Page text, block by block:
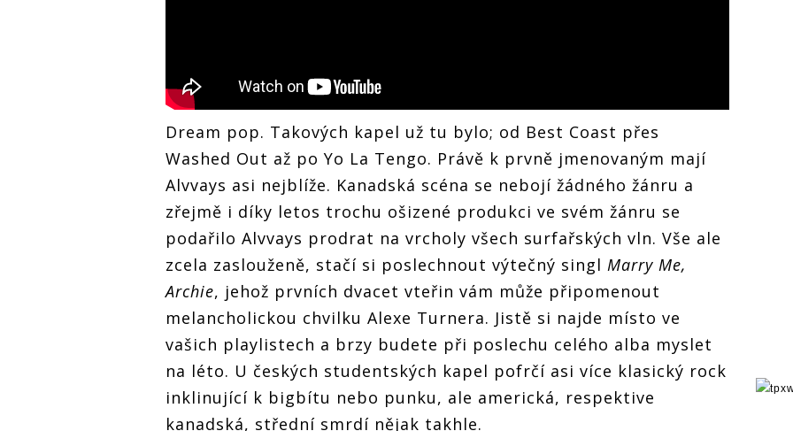
Dream pop. Takových kapel už tu bylo; od Best Coast přes
Washed Out až po Yo La Tengo. Právě k prvně jmenovaným mají
Alvvays asi nejblíže. Kanadská scéna se nebojí žádného žánru a
zřejmě i díky letos trochu ošizené produkci ve svém žánru se
podařilo Alvvays prodrat na vrcholy všech surfařských vln. Vše ale
zcela zaslouženě, stačí si poslechnout výtečný singl Marry Me,
Archie, jehož prvních dvacet vteřin vám může připomenout
melancholickou chvilku Alexe Turnera. Jistě si najde místo ve
vašich playlistech a brzy budete při poslechu celého alba myslet
na léto. U českých studentských kapel pofrčí asi více klasický rock
inklinující k bigbítu nebo punku, ale americká, respektive
kanadská, střední smrdí nějak takhle.